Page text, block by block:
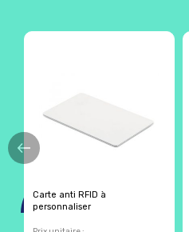
Carte anti RFID à
personnaliser